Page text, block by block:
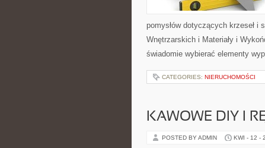
pomysłów dotyczących krzeseł i
Wnętrzarskich i Materiały i
świadomie wybierać elementy
CATEGORIES: NIERUCHOMOŚCI
KAWOWE DIY I
POSTED BY ADMIN KWI - 12 -